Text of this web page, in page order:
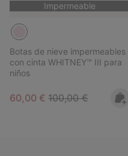
Impermeable
Botas de nieve impermeables
con cinta WHITNEY™ III para
niños
Sale price:
60,00 € Regular price:
100,00 €